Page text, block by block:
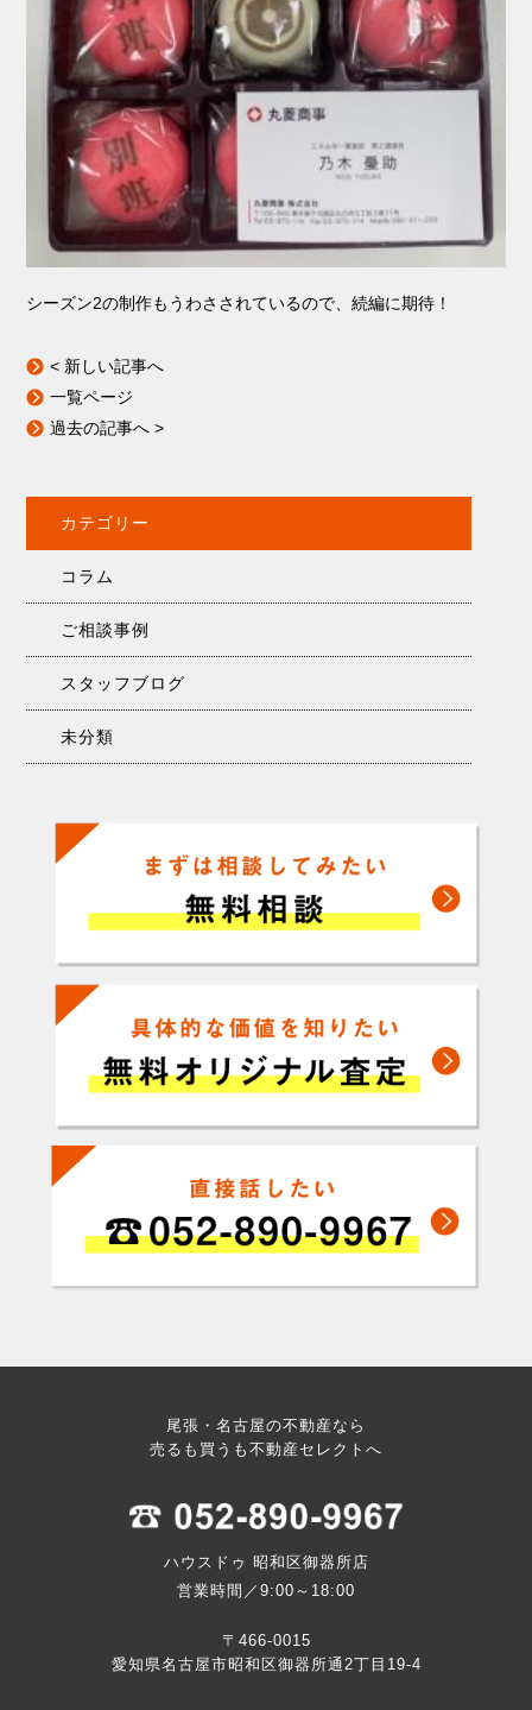
シーズン2の制作もうわさされているので、続編に期待！
< 新しい記事へ
一覧ページ
過去の記事へ >
カテゴリー
コラム
ご相談事例
スタッフブログ
未分類
尾張・名古屋の不動産なら
売るも買うも不動産セレクトへ
ハウスドゥ 昭和区御器所店
営業時間／9:00～18:00
〒466-0015
愛知県名古屋市昭和区御器所通2丁目19-4